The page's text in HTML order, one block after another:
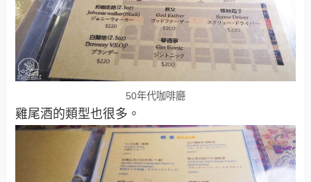
50年代咖啡廳
雞尾酒的類型也很多。